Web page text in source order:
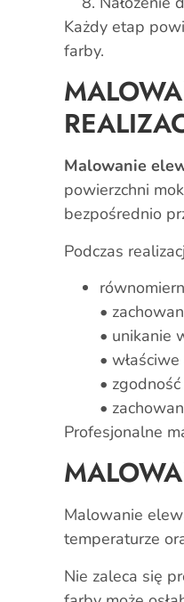
Każdy etap
farby.
Malowanie
powierzchni
bezpośrednio
Podczas
•
• unikanie
•
•
•
Profesjonalne
Malowanie
temperaturze
Nie zaleca się